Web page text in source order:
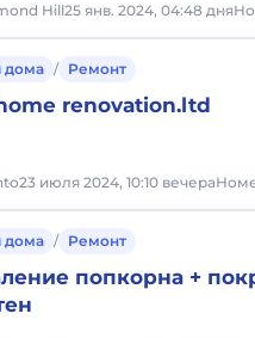
Hill25 янв. 2024, 04:48 дня
дома / Ремонт
renovation.ltd
23 июля 2024, 10:10 вечера
дома / Ремонт
попкорна +